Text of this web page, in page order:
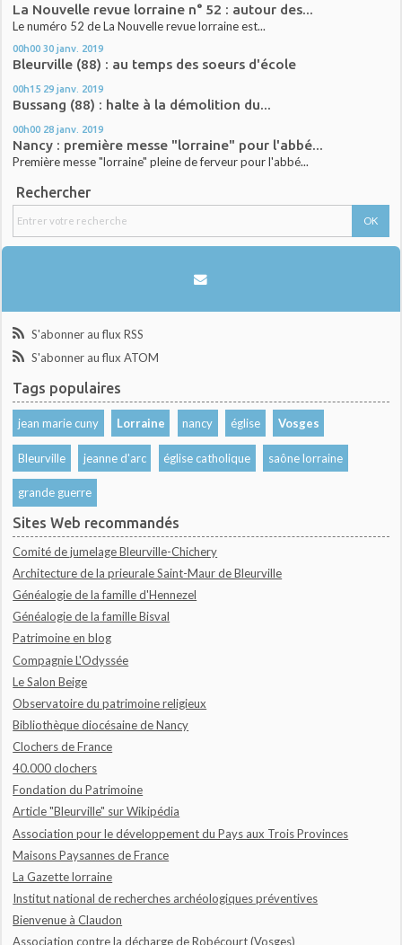
La Nouvelle revue lorraine n° 52 : autour des...
Le numéro 52 de La Nouvelle revue lorraine est...
00h00 30 janv. 2019
Bleurville (88) : au temps des soeurs d'école
00h15 29 janv. 2019
Bussang (88) : halte à la démolition du...
00h00 28 janv. 2019
Nancy : première messe "lorraine" pour l'abbé...
Première messe "lorraine" pleine de ferveur pour l'abbé...
Rechercher
S'abonner au flux RSS
S'abonner au flux ATOM
Tags populaires
jean marie cuny Lorraine nancy église Vosges
Bleurville jeanne d'arc église catholique saône lorraine
grande guerre
Sites Web recommandés
Comité de jumelage Bleurville-Chichery
Architecture de la prieurale Saint-Maur de Bleurville
Généalogie de la famille d'Hennezel
Généalogie de la famille Bisval
Patrimoine en blog
Compagnie L'Odyssée
Le Salon Beige
Observatoire du patrimoine religieux
Bibliothèque diocésaine de Nancy
Clochers de France
40.000 clochers
Fondation du Patrimoine
Article "Bleurville" sur Wikipédia
Association pour le développement du Pays aux Trois Provinces
Maisons Paysannes de France
La Gazette lorraine
Institut national de recherches archéologiques préventives
Bienvenue à Claudon
Association contre la décharge de Robécourt (Vosges)